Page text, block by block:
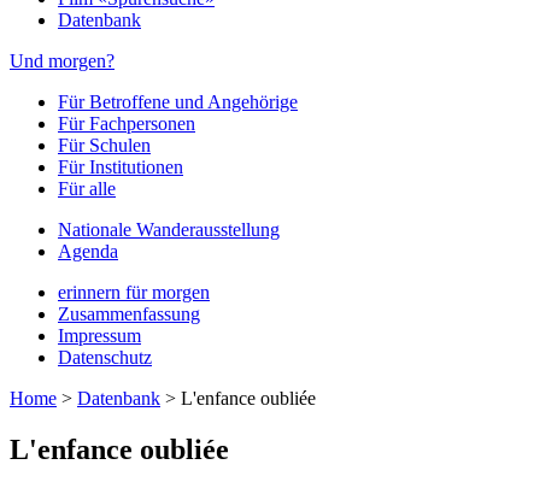
Datenbank
Und morgen?
Für Betroffene und Angehörige
Für Fachpersonen
Für Schulen
Für Institutionen
Für alle
Nationale Wanderausstellung
Agenda
erinnern für morgen
Zusammenfassung
Impressum
Datenschutz
Home > Datenbank > L'enfance oubliée
L'enfance oubliée